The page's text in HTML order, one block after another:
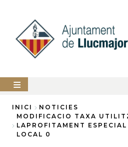
contingut
AJUNTAMENT
LLUCMAJOR
Fil
d'Ariadna
INICI
NOTICIES
MODIFICACIO TAXA
LAPROFITAMENT
LOCAL 0